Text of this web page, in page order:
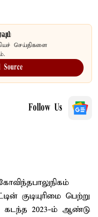
செய்திகளை
Source
Follow Us
குடியுரிமை பெற்று
கடந்த 2023-ம் ஆண்டு